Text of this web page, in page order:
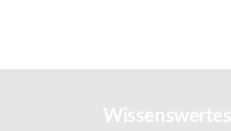
Wissenswertes